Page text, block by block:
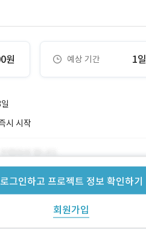
원 예상 기간 1일
로그인하고 프로젝트 정보 확인하기
회원가입
시 시작